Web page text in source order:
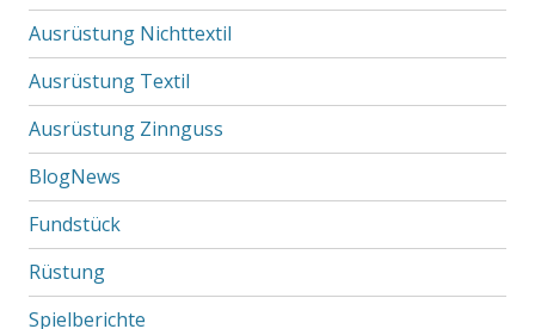
Ausrüstung Nichttextil
Ausrüstung Textil
Ausrüstung Zinnguss
BlogNews
Fundstück
Rüstung
Spielberichte